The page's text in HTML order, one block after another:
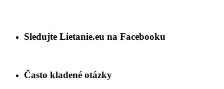
Sledujte Lietanie.eu na Facebooku
Často kladené otázky